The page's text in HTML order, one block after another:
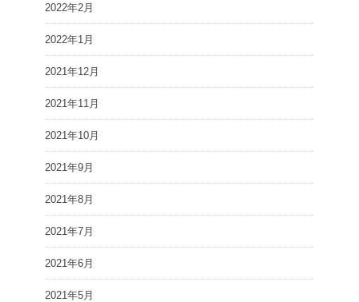
2022年2月
2022年1月
2021年12月
2021年11月
2021年10月
2021年9月
2021年8月
2021年7月
2021年6月
2021年5月